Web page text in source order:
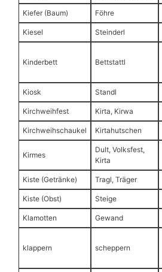
Kiefer (Baum) Föhre
Kiesel Steinderl
Kinderbett Bettstattl
Kiosk Standl
Kirchweihfest Kirta, Kirwa
Kirchweihschaukel Kirtahutschen
Kirmes
Dult, Volksfest,
Kirta
Kiste (Getränke) Tragl, Träger
Kiste (Obst) Steige
Klamotten Gewand
klappern scheppern